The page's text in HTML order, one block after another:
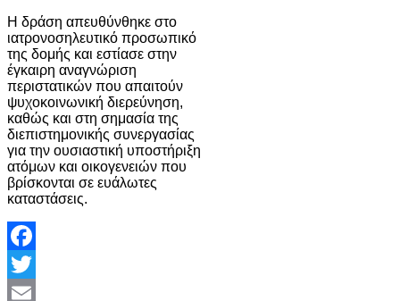
Η δράση απευθύνθηκε στο
ιατρονοσηλευτικό προσωπικό
της δομής και εστίασε στην
έγκαιρη αναγνώριση
περιστατικών που απαιτούν
ψυχοκοινωνική διερεύνηση,
καθώς και στη σημασία της
διεπιστημονικής συνεργασίας
για την ουσιαστική υποστήριξη
ατόμων και οικογενειών που
βρίσκονται σε ευάλωτες
καταστάσεις.
Facebook
Twitter